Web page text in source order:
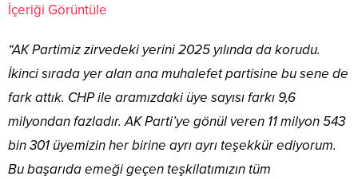
İçeriği Görüntüle
“AK Partimiz zirvedeki yerini 2025 yılında da korudu.
İkinci sırada yer alan ana muhalefet partisine bu sene de
fark attık. CHP ile aramızdaki üye sayısı farkı 9,6
milyondan fazladır. AK Parti’ye gönül veren 11 milyon 543
bin 301 üyemizin her birine ayrı ayrı teşekkür ediyorum.
Bu başarıda emeği geçen teşkilatımızın tüm